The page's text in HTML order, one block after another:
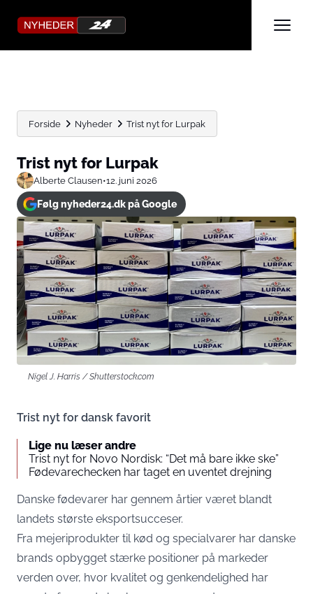
Forside Nyheder Trist nyt for Lurpak
Trist nyt for Lurpak
Alberte Clausen•12. juni 2026
Følg nyheder24.dk på Google
Nigel J. Harris / Shutterstock.com
Trist nyt for dansk favorit
Lige nu læser andre
Trist nyt for Novo Nordisk: “Det må bare ikke ske”
Fødevarechecken har taget en uventet drejning
Danske fødevarer har gennem årtier været blandt
landets største eksportsucceser.
Fra mejeriprodukter til kød og specialvarer har danske
brands opbygget stærke positioner på markeder
verden over, hvor kvalitet og genkendelighed har